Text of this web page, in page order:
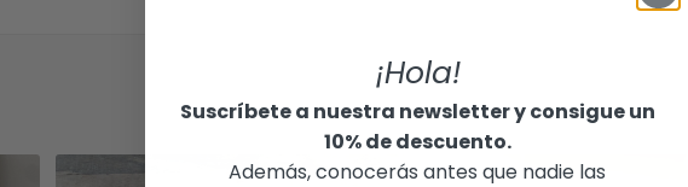
Aceptamos
¡Hola!
Suscríbete a nuestra newsletter y consigue un
10% de descuento.
Además, conocerás antes que nadie las